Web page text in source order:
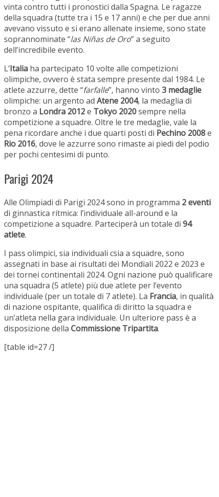
vinta contro tutti i pronostici dalla Spagna. Le ragazze
della squadra (tutte tra i 15 e 17 anni) e che per due anni
avevano vissuto e si erano allenate insieme, sono state
soprannominate “las Niñas de Oro” a seguito
dell’incredibile evento.
L’Italia ha partecipato 10 volte alle competizioni
olimpiche, ovvero è stata sempre presente dal 1984. Le
atlete azzurre, dette “farfalle”, hanno vinto 3 medaglie
olimpiche: un argento ad Atene 2004, la medaglia di
bronzo a Londra 2012e Tokyo 2020sempre nella
competizione a squadre. Oltre le tre medaglie, vale la
pena ricordare anche i due quarti posti di Pechino 2008e
Rio 2016, dove le azzurre sono rimaste ai piedi del podio
per pochi centesimi di punto.
Parigi 2024
Alle Olimpiadi di Parigi 2024 sono in programma 2 eventi
di ginnastica ritmica: l’individuale all-around e la
competizione a squadre. Parteciperà un totale di 94
atlete.
I pass olimpici, sia individuali csia a squadre, sono
assegnati in base ai risultati dei Mondiali 2022 e 2023 e
dei tornei continentali 2024. Ogni nazione può qualificare
una squadra (5 atlete) più due atlete per l’evento
individuale (per un totale di 7 atlete). La Francia, in qualità
di nazione ospitante, qualifica di diritto la squadra e
un’atleta nella gara individuale. Un ulteriore pass è a
disposizione della Commissione Tripartita.
[table id=27 /]